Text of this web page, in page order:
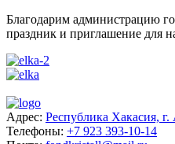
Благодарим администрацию
праздник и приглашение для
Адрес: Республика Хакасия,
Телефоны: +7 923 393-10-14